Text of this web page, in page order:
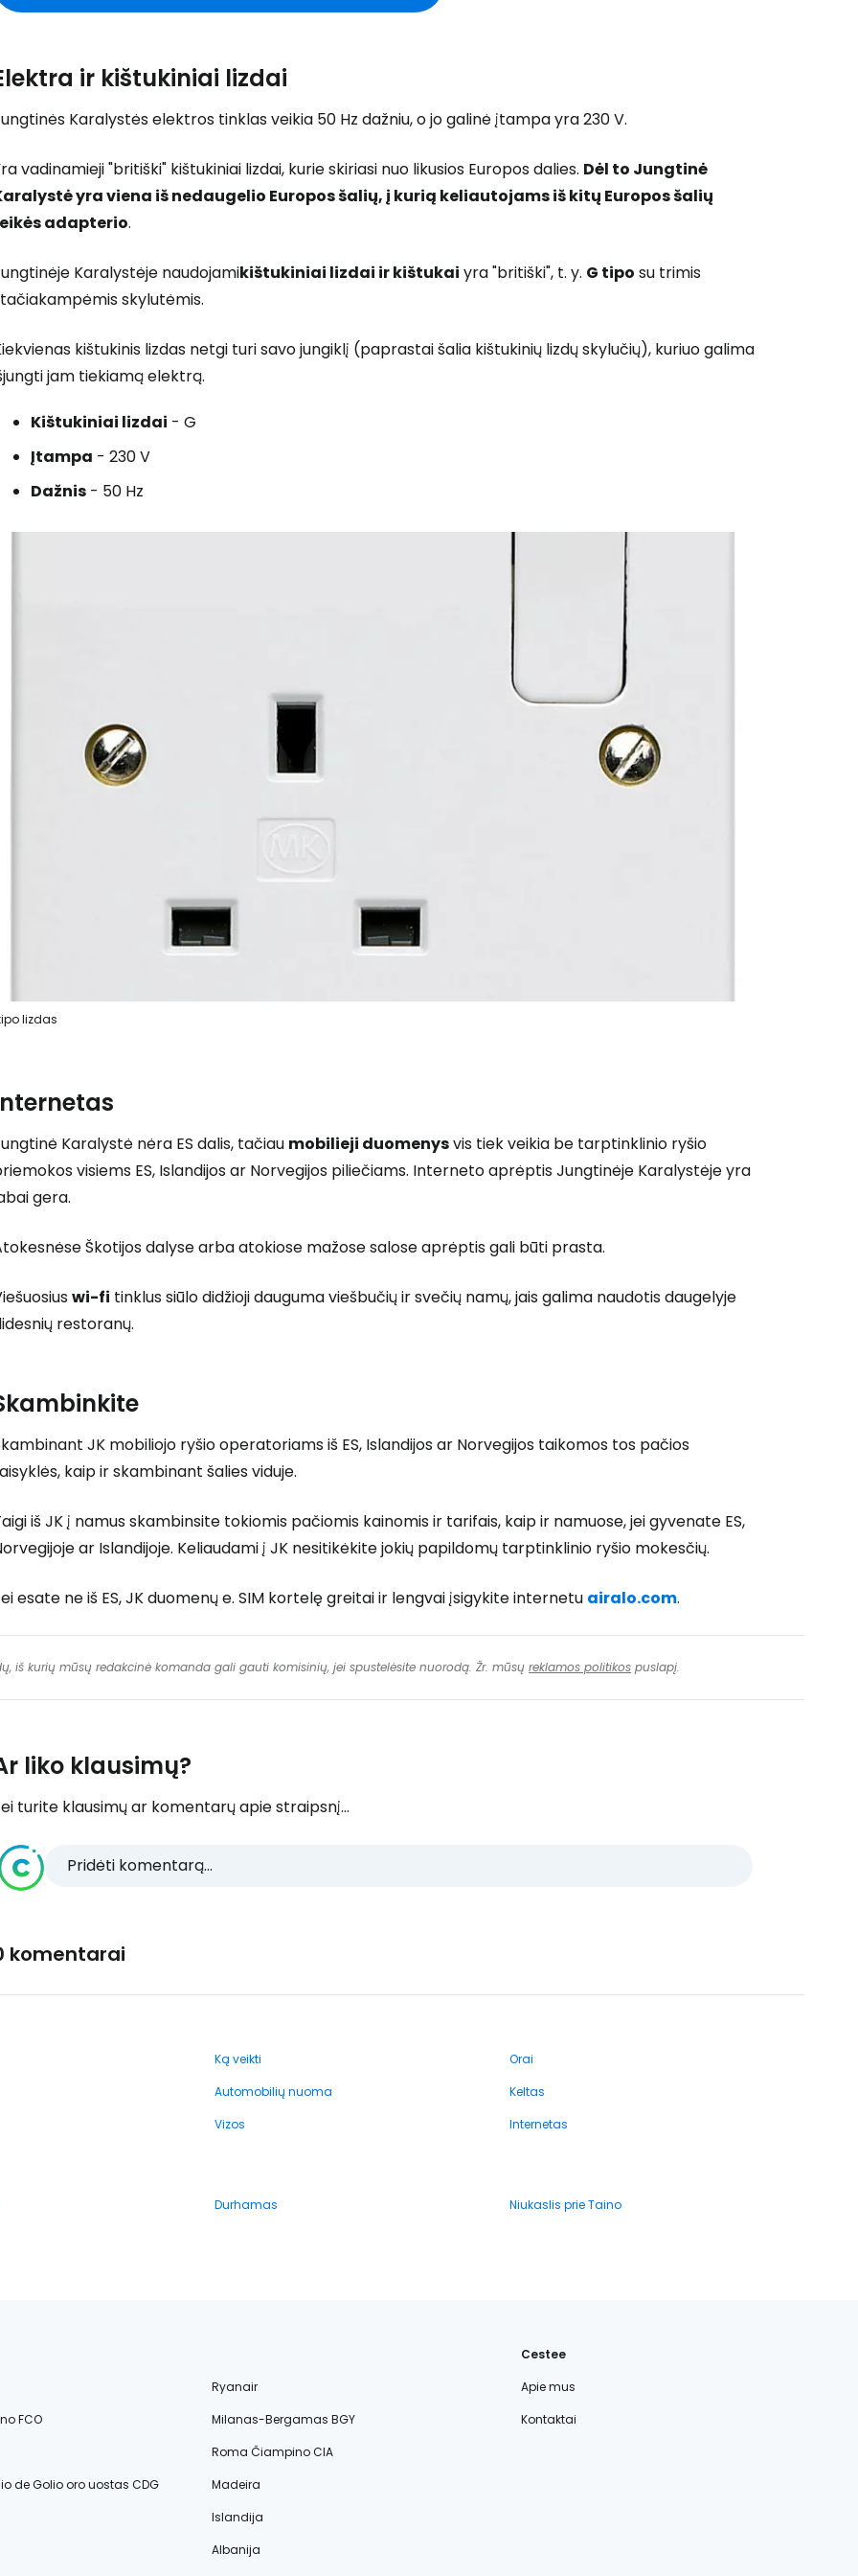
ir kištukiniai lizdai
Karalystės elektros tinklas veikia 50 Hz dažniu, o jo galinė įtampa yra 230 V.
vadinamieji "britiški" kištukiniai lizdai, kurie skiriasi nuo likusios Europos dalies. Dėl to Jungtinė
yra viena iš nedaugelio Europos šalių, į kurią keliautojams iš kitų Europos šalių
adapterio.
Karalystėje naudojamikištukiniai lizdai ir kištukai yra "britiški", t. y. G tipo su trimis
skylutėmis.
kištukinis lizdas netgi turi savo jungiklį (paprastai šalia kištukinių lizdų skylučių), kuriuo galima
jam tiekiamą elektrą.
Kištukiniai lizdai - G
Įtampa - 230 V
Dažnis - 50 Hz
lizdas
Karalystė nėra ES dalis, tačiau mobilieji duomenysvis tiek veikia be tarptinklinio ryšio
visiems ES, Islandijos ar Norvegijos piliečiams. Interneto aprėptis Jungtinėje Karalystėje yra
gera.
Škotijos dalyse arba atokiose mažose salose aprėptis gali būti prasta.
wi-fi tinklus siūlo didžioji dauguma viešbučių ir svečių namų, jais galima naudotis daugelyje
restoranų.
JK mobiliojo ryšio operatoriams iš ES, Islandijos ar Norvegijos taikomos tos pačios
kaip ir skambinant šalies viduje.
iš JK į namus skambinsite tokiomis pačiomis kainomis ir tarifais, kaip ir namuose, jei gyvenate ES,
ar Islandijoje. Keliaudami į JK nesitikėkite jokių papildomų tarptinklinio ryšio mokesčių.
esate ne iš ES, JK duomenų e. SIM kortelę greitai ir lengvai įsigykite internetu airalo.com.
iš kurių mūsų redakcinė komanda gali gauti komisinių, jei spustelėsite nuorodą. Žr. mūsų reklamos politikos puslapį.
liko klausimų?
turite klausimų ar komentarų apie straipsnį...
Pridėti komentarą...
komentarai
Ką veikti
Orai
Automobilių nuoma
Keltas
Vizos Internetas
Durhamas
Niukaslis prie Taino
Ryanair
FCO
Milanas-Bergamas BGY
Roma Čiampino CIA
de Golio oro uostas CDG
Madeira
Islandija
Albanija
Cestee
Apie mus
Kontaktai
Prisijunkite prie Cestee
Tęsti su Google